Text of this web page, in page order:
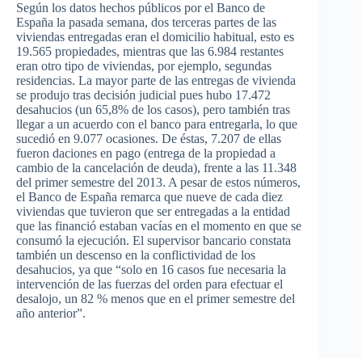
Según los datos hechos públicos porel Banco de
España la pasada semana, dos terceras partes de las
viviendas entregadas eran el domicilio habitual, esto es
19.565 propiedades, mientras que las 6.984 restantes
eran otro tipo de viviendas, por ejemplo, segundas
residencias. La mayorparte de las entregas de vivienda
se produjo tras decisión judicial pues hubo 17.472
desahucios (un 65,8% de los casos), pero también tras
llegara un acuerdo con el banco para entregarla, lo que
sucedió en 9.077 ocasiones. De éstas, 7.207 de ellas
fueron daciones en pago (entrega de la propiedad a
cambio de la cancelación de deuda), frente a las 11.348
del primersemestre del 2013. A pesarde estos números,
el Banco de España remarca que nueve de cada diez
viviendas que tuvieron que ser entregadas a la entidad
que las financió estaban vacías en el momento en que se
consumó la ejecución. El supervisorbancario constata
también un descenso en la conflictividad de los
desahucios, ya que “solo en 16 casos fue necesaria la
intervención de las fuerzas del orden para efectuarel
desalojo, un 82 % menos que en el primersemestre del
año anterior”.